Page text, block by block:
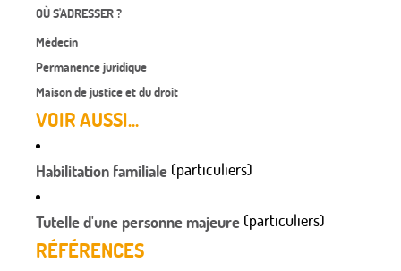
OÙ S'ADRESSER ?
Médecin
Permanence juridique
Maison de justice et du droit
VOIR AUSSI...
Habilitation familiale (particuliers)
Tutelle d'une personne majeure (particuliers)
RÉFÉRENCES